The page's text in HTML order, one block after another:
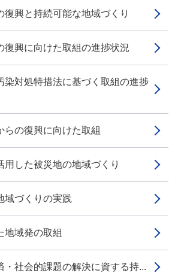
興と持続可能な地域づくり
興に向けた取組の進捗状況
対処特措法に基づく取組の進捗
の復興に向けた取組
した被災地の地域づくり
づくりの実践
域発の取組
社会的課題の解決に資する持...